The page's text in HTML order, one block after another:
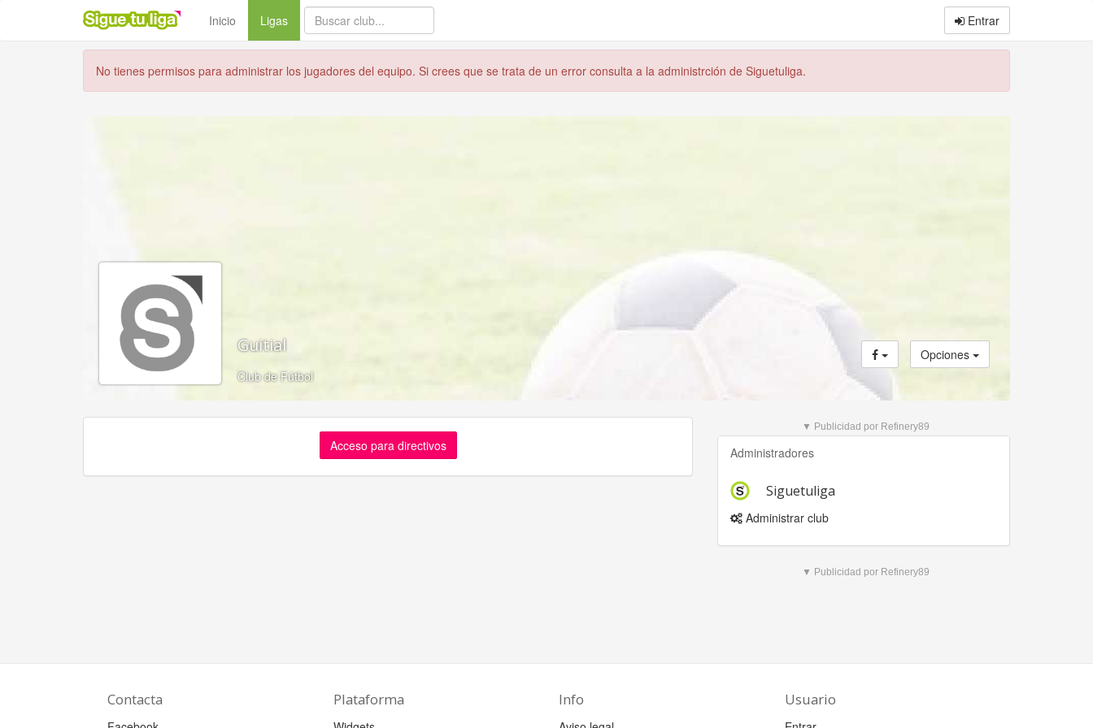
Inicio Ligas(current) Entrar
No tienes permisos para administrar los jugadores del equipo. Si crees que se trata de un error consulta a la administrción de Siguetuliga.
Guitial
Club de Fútbol
Opciones
Acceso para directivos
▼ Publicidad por Refinery89
Administradores
Siguetuliga
Administrar club
▼ Publicidad por Refinery89
Contacta Plataforma Info Usuario